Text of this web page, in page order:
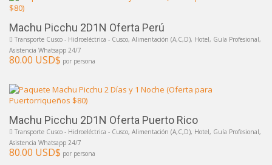
Machu Picchu 2D1N Oferta Perú
Transporte Cusco - Hidroeléctrica - Cusco, Alimentación (A,C,D), Hotel, Guía Profesional,
Asistencia Whatsapp 24/7
80.00 USD$ por persona
Machu Picchu 2D1N Oferta Puerto Rico
Transporte Cusco - Hidroeléctrica - Cusco, Alimentación (A,C,D), Hotel, Guía Profesional,
Asistencia Whatsapp 24/7
80.00 USD$ por persona